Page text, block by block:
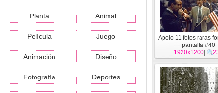
Planta Animal
Película Juego
Animación Diseño
Fotografía Deportes
Apolo 11 fotos raras
pantalla #40
1920x1200